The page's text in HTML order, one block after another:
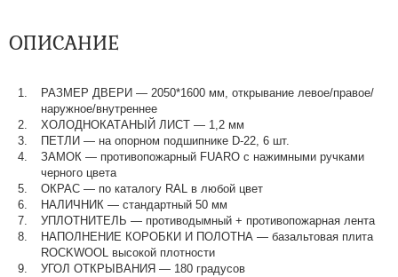
ОПИСАНИЕ
РАЗМЕР ДВЕРИ — 2050*1600 мм, открывание левое/правое/
наружное/внутреннее
ХОЛОДНОКАТАНЫЙ ЛИСТ — 1,2 мм
ПЕТЛИ — на опорном подшипнике D-22, 6 шт.
ЗАМОК — противопожарный FUARO с нажимными ручками
черного цвета
ОКРАС — по каталогу RAL в любой цвет​​​​​​​
НАЛИЧНИК — стандартный 50 мм
УПЛОТНИТЕЛЬ — противодымный + противопожарная лента
НАПОЛНЕНИЕ КОРОБКИ И ПОЛОТНА — базальтовая плита
ROCKWOOL высокой плотности
УГОЛ ОТКРЫВАНИЯ — 180 градусов